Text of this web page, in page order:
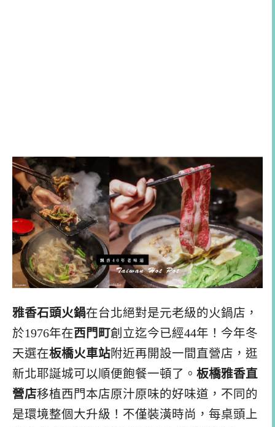
雅香石頭火鍋在台北絕對是元老級的火鍋店，
於1976年在西門町創立迄今已經44年！今年冬
天選在板橋火車站附近再開設一間直營店，逛
新北耶誕城可以順便飽餐一頓了。 板橋雅香直
營店移植西門本店原汁原味的好味道，不同的
是環境整個大升級！不僅裝潢時尚，每桌頭上